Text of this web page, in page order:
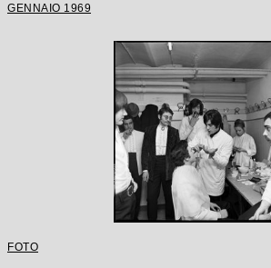
GENNAIO 1969
FOTO